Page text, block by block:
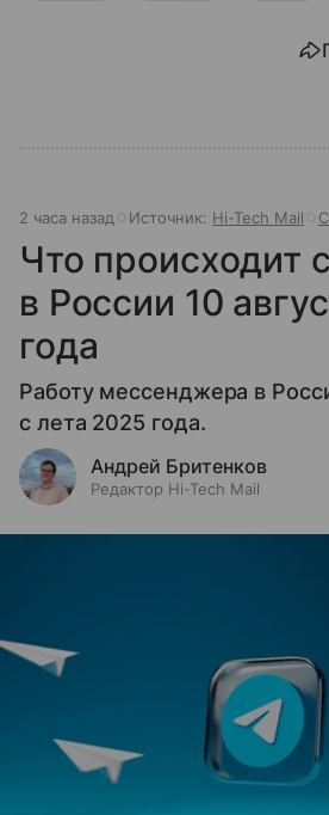
2 часа назад Источник: Hi-Tech Mail
Что происходит
в России 10
года
Работу мессенджера в
с лета 2025 года.
Андрей Бритенков
Редактор Hi-Tech Mail